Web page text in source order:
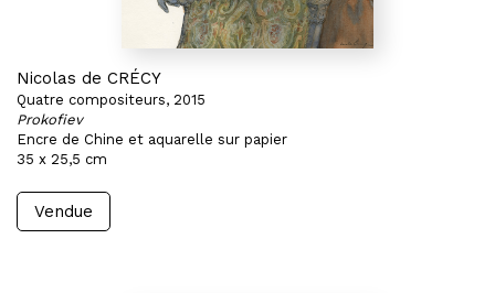
Nicolas de CRÉCY
Quatre compositeurs, 2015
Prokofiev
Encre de Chine et aquarelle sur papier
35 x 25,5 cm
Vendue